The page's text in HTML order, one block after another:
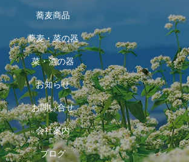
蕎麦商品
蕎麦・菜の器
菜・酒の器
お知らせ
お問い合せ
会社案内
ブログ